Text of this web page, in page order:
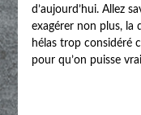
d’aujourd’hui. Allez
exagérer non plus, la
hélas trop considéré
pour qu’on puisse